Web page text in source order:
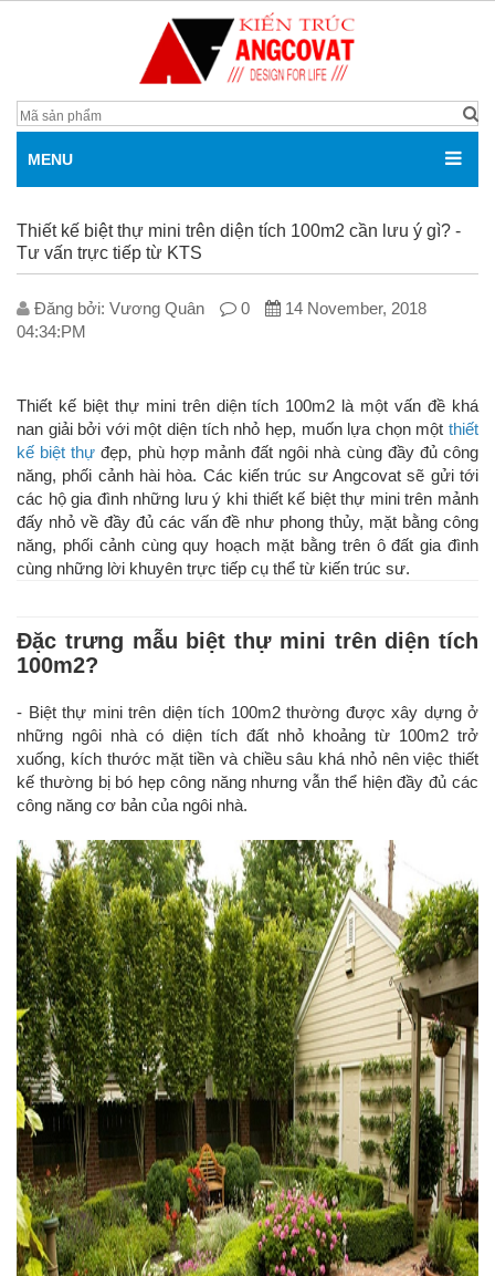
MENU
Thiết kế biệt thự mini trên diện tích 100m2 cần lưu ý gì? -
Tư vấn trực tiếp từ KTS
Đăng bởi: V­ương Quân 0
14 November, 2018
04:34:PM
Thiết kế biệt thự mini trên diện tích 100m2 là một vấn đề khá
nan giải bởi với một diện tích nhỏ hẹp, muốn lựa chọn một thiết
kế biệt thự đẹp, phù hợp mảnh đất ngôi nhà cùng đầy đủ công
năng, phối cảnh hài hòa. Các kiến trúc sư Angcovat sẽ gửi tới
các hộ gia đình những lưu ý khi thiết kế biệt thự mini trên mảnh
đấy nhỏ về đầy đủ các vấn đề như phong thủy, mặt bằng công
năng, phối cảnh cùng quy hoạch mặt bằng trên ô đất gia đình
cùng những lời khuyên trực tiếp cụ thể từ kiến trúc sư.
Đặc trưng mẫu biệt thự mini trên diện tích
100m2?
- Biệt thự mini trên diện tích 100m2 thường được xây dựng ở
những ngôi nhà có diện tích đất nhỏ khoảng từ 100m2 trở
xuống, kích thước mặt tiền và chiều sâu khá nhỏ nên việc thiết
kế thường bị bó hẹp công năng nhưng vẫn thể hiện đầy đủ các
công năng cơ bản của ngôi nhà.